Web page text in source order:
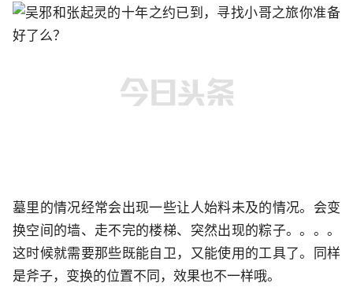
墓里的情况经常会出现一些让人始料未及的情况。会变
换空间的墙、走不完的楼梯、突然出现的粽子。。。。
这时候就需要那些既能自卫，又能使用的工具了。同样
是斧子，变换的位置不同，效果也不一样哦。